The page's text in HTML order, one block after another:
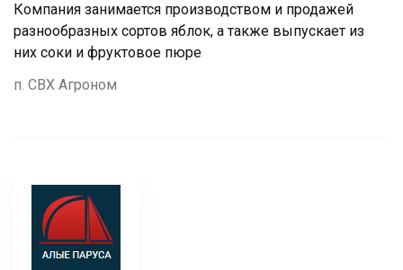
Компания занимается производством и продажей
разнообразных сортов яблок, а также выпускает из
них соки и фруктовое пюре
п. СВХ Агроном